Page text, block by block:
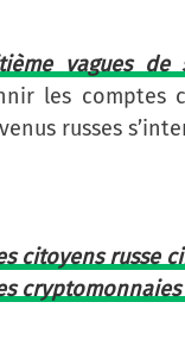
vagues de
les comptes
russes
citoyens russe